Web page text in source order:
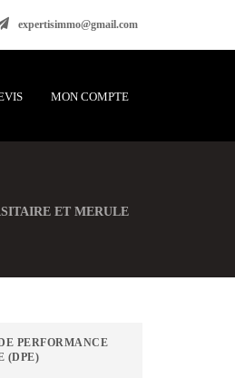
expertisimmo@gmail.com
MON COMPTE
ET MERULE
PERFORMANCE
(DPE)